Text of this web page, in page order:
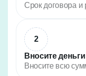
Срок договора и
2
Вносите деньги
Вносите всю